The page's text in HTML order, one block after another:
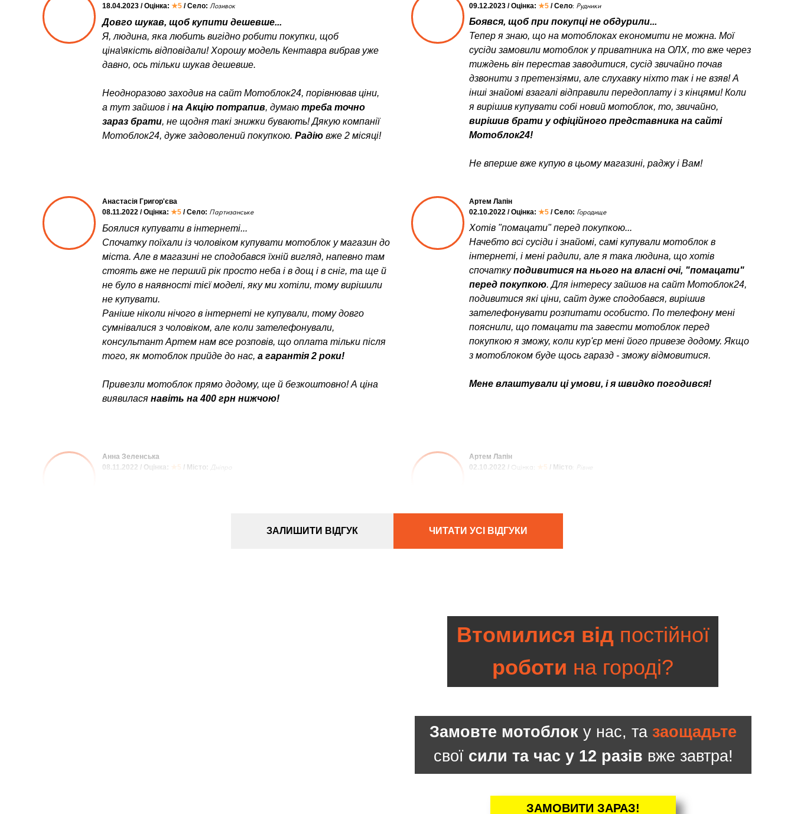
Хотів "помацати" перед покупкою...
Начебто всі сусіди і знайомі, самі купували мотоблок в
інтернеті, і мені радили, але я така людина, що хотів
спочаткуподивитися на нього на власні очі, "помацати"
перед покупкою. Для інтересу зайшов на сайт Мотоблок24,
подивитися які ціни, сайт дуже сподобався, вирішив
зателефонувати розпитати особисто. По телефону мені
пояснили, що помацати та завести мотоблок перед
покупкою я зможу, коли кур'єр мені його привезе додому. Якщо
з мотоблоком буде щось гаразд - зможу відмовитися.
Мене влаштували ці умови, і я швидко погодився!
Артем Лапін
02.10.2022 / Оцінка: ★5 / Село: Городище
Боявся, щоб при покупці не обдурили...
Тепер я знаю, що на мотоблоках економити не можна. Мої
сусіди замовили мотоблок у приватника на ОЛХ, то вже через
тиждень він перестав заводитися, сусід звичайно почав
дзвонити з претензіями, але слухавку ніхто так і не взяв! А
інші знайомі взагалі відправили передоплату і з кінцями! Коли
я вирішив купувати собі новий мотоблок, то, звичайно,
вирішив брати у офіційного представника на сайті
Мотоблок24!
Не вперше вже купую в цьому магазині, раджу і Вам!
09.12.2023 / Оцінка: ★5 / Село: Рудники
Боялися купувати в інтернеті...
Спочатку поїхали із чоловіком купувати мотоблок у магазин до
міста. Але в магазині не сподобався їхній вигляд, напевно там
стоять вже не перший рік просто неба і в дощ і в сніг, та ще й
не було в наявності тієї моделі, яку ми хотіли, тому вирішили
не купувати.
Раніше ніколи нічого в інтернеті не купували, тому довго
сумнівалися з чоловіком, але коли зателефонували,
консультант Артем нам все розповів, що оплата тільки після
того, як мотоблок прийде до нас, а гарантія 2 роки!
Привезли мотоблок прямо додому, ще й безкоштовно! А ціна
виявилася навіть на 400 грн нижчою!
Анастасія Григор'єва
08.11.2022 / Оцінка: ★5 / Село: Партизанське
Артем Лапін
02.10.2022 / Оцінка: ★5 / Місто Рівне
Анна Зеленська
08.11.2022 / Оцінка: ★5 / Місто: Дніпро
Довго шукав, щоб купити дешевше...
Я, людина, яка любить вигідно робити покупки, щоб
ціна\якість відповідали! Хорошу модель Кентавра вибрав уже
давно, ось тільки шукав дешевше.
Неодноразово заходив на сайт Мотоблок24, порівнював ціни,
а тут зайшов і на Акцію потрапив, думаю треба точно
зараз брати, не щодня такі знижки бувають! Дякую компанії
Мотоблок24, дуже задоволений покупкою. Радію вже 2 місяці!
18.04.2023 / Оцінка: ★5 / Село: Лозивок
ЗАЛИШИТИ ВІДГУК ЧИТАТИ УСІ ВІДГУКИ
ЗАМОВИТИ ЗАРАЗ!
Замовте мотоблок у нас, та заощадьте
свої сили та час у 12 разів вже завтра!
Втомилися відпостійної
роботи на городі?